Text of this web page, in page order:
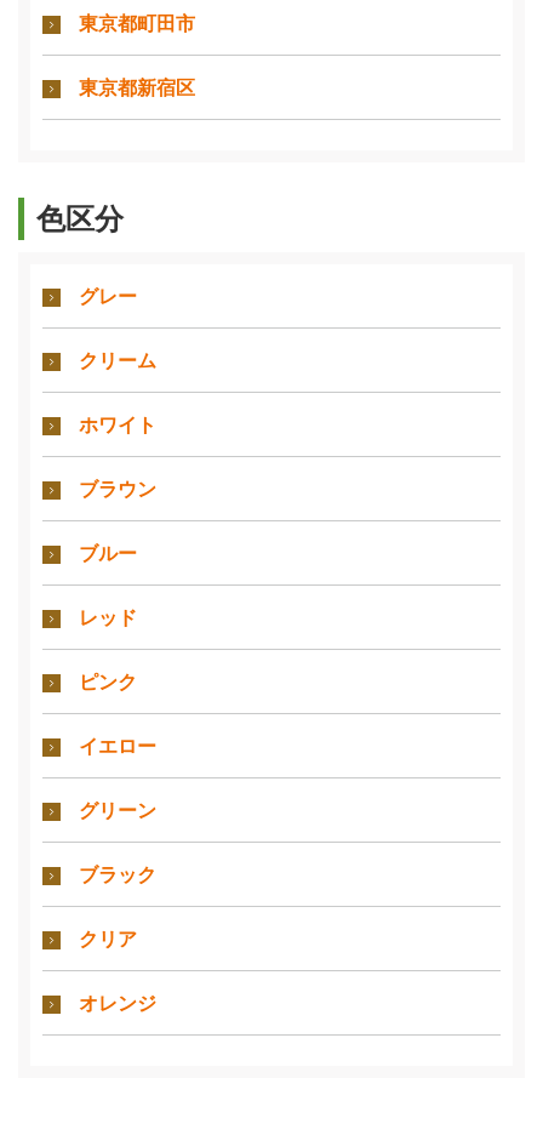
東京都町田市
東京都新宿区
色区分
グレー
クリーム
ホワイト
ブラウン
ブルー
レッド
ピンク
イエロー
グリーン
ブラック
クリア
オレンジ